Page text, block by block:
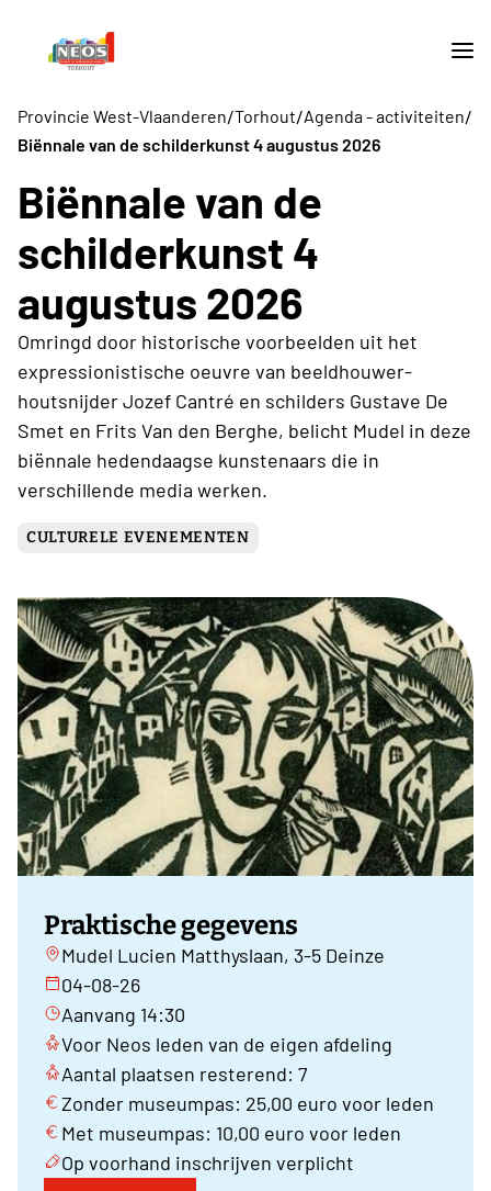
Provincie West-Vlaanderen/Torhout/Agenda - activiteiten/
Biënnale van de schilderkunst 4 augustus 2026
Biënnale van de
schilderkunst 4
augustus 2026
Omringd door historische voorbeelden uit het
expressionistische oeuvre van beeldhouwer-
houtsnijder Jozef Cantré en schilders Gustave De
Smet en Frits Van den Berghe, belicht Mudel in deze
biënnale hedendaagse kunstenaars die in
verschillende media werken.
CULTURELE EVENEMENTEN
Praktische gegevens
Mudel Lucien Matthyslaan, 3-5 Deinze
04-08-26
Aanvang 14:30
Voor Neos leden van de eigen afdeling
Aantal plaatsen resterend: 7
Zonder museumpas: 25,00 euro voor leden
Met museumpas: 10,00 euro voor leden
Op voorhand inschrijven verplicht